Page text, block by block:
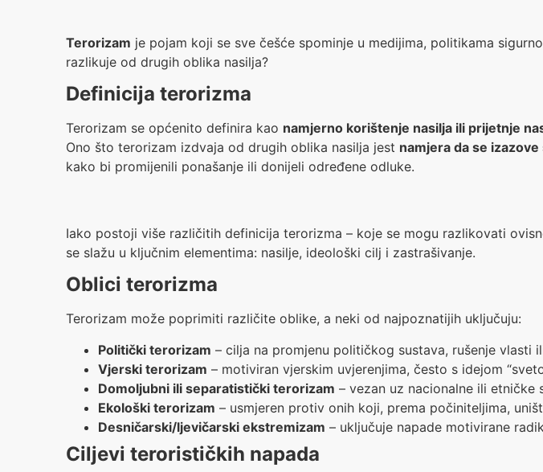
Terorizam je pojam koji se sve češće spominje u medijima, politikama
razlikuje od drugih oblika nasilja?
Definicija terorizma
Terorizam se općenito definira kao namjerno korištenje nasilja ili prijetnje
Ono što terorizam izdvaja od drugih oblika nasilja jest namjera da se
kako bi promijenili ponašanje ili donijeli određene odluke.
Iako postoji više različitih definicija terorizma – koje se mogu razlikovati
se slažu u ključnim elementima: nasilje, ideološki cilj i zastrašivanje.
Oblici terorizma
Terorizam može poprimiti različite oblike, a neki od najpoznatijih uključuju:
Politički terorizam – cilja na promjenu političkog sustava, rušenje vlasti
Vjerski terorizam – motiviran vjerskim uvjerenjima, često s idejom
Domoljubni ili separatistički terorizam – vezan uz nacionalne ili etničke
Ekološki terorizam – usmjeren protiv onih koji, prema počiniteljima,
Desničarski/ljevičarski ekstremizam – uključuje napade motivirane
Ciljevi terorističkih napada